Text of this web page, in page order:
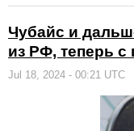
Чубайс и
из РФ, теперь
Jul 18, 2024 - 00:21 UTC